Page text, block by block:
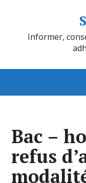
Informer,
Bac –
refus